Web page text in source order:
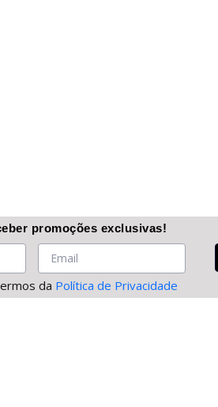
promoções exclusivas!
da Política de Privacidade